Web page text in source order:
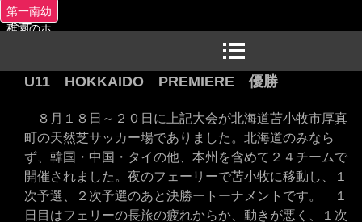
ーム
ペー
第一南幼
稚園のホ
U11 HOKKAIDO PREMIERE 優勝
８月１８日～２０日に上記大会が北海道苫小牧市厚真
町の天然芝サッカー場でありました。北海道のみなら
ず、韓国・中国・タイの他、本州を含めて２４チームで
開催されました。夜のフェーリーで苫小牧に移動し、１
次予選、２次予選のあと決勝ートーナメントです。 １
日目はフェリーの長旅の疲れからか、動きが悪く、１次